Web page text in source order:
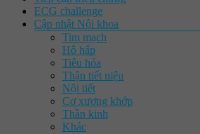
ECG challenge
Cập nhật Nội khoa
Tim mạch
Hô hấp
Tiêu hóa
Thận tiết niệu
Nội tiết
Cơ xương khớp
Thần kinh
Khác